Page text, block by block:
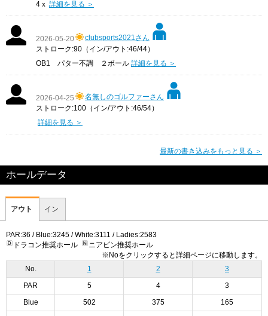
4ｘ 詳細を見る ＞
2026-05-20
clubsports2021さん
ストローク:90（イン/アウト:46/44）
OB1 パター不調 ２ボール 詳細を見る ＞
2026-04-25
名無しのゴルファーさん
ストローク:100（イン/アウト:46/54）
詳細を見る ＞
最新の書き込みをもっと見る ＞
ホールデータ
アウト イン
PAR:36 / Blue:3245 / White:3111 / Ladies:2583
ドラコン推奨ホール
ニアピン推奨ホール
※Noをクリックすると詳細ページに移動します。
No.
1 2 3
PAR 5 4 3
Blue 502 375 165